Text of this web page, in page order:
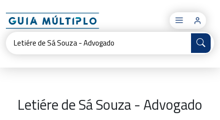
×
Letiére de Sá Souza - Advogado